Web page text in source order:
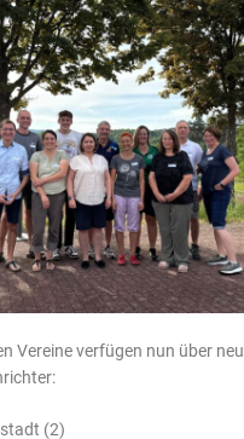
Vereine verfügen nun über neu
(2)